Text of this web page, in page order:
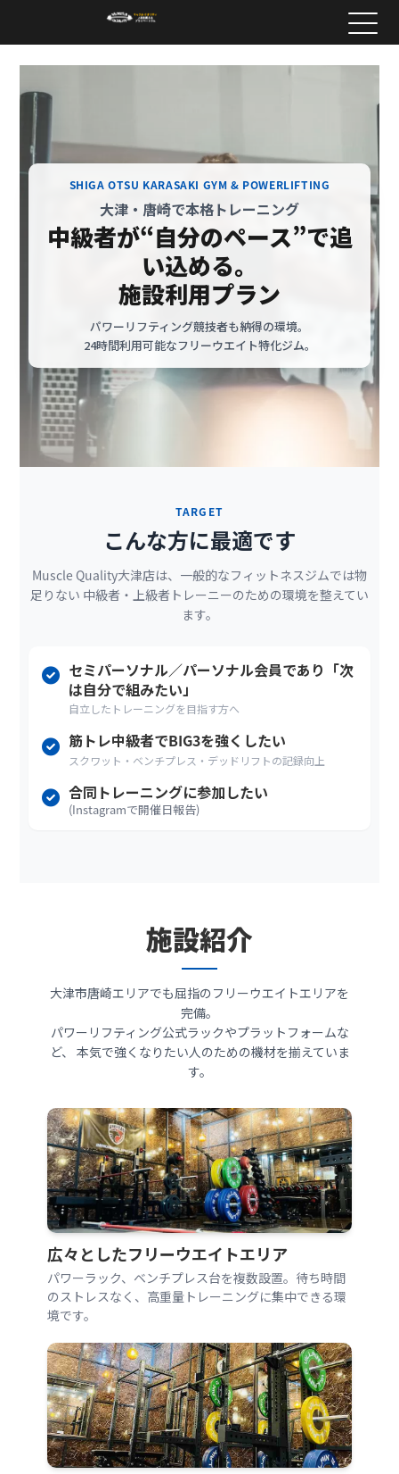
SHIGA OTSU KARASAKI GYM & POWERLIFTING
大津・唐崎で本格トレーニング
中級者が“自分のペース”で追
い込める。
施設利用プラン
パワーリフティング競技者も納得の環境。
24時間利用可能なフリーウエイト特化ジム。
TARGET
こんな方に最適です
Muscle Quality大津店は、一般的なフィットネスジムでは物
足りない 中級者・上級者トレーニーのための環境を整えてい
ます。
セミパーソナル／パーソナル会員であり「次
は自分で組みたい」
自立したトレーニングを目指す方へ
筋トレ中級者でBIG3を強くしたい
スクワット・ベンチプレス・デッドリフトの記録向上
合同トレーニングに参加したい
(Instagramで開催日報告)
施設紹介
大津市唐崎エリアでも屈指のフリーウエイトエリアを
完備。
パワーリフティング公式ラックやプラットフォームな
ど、 本気で強くなりたい人のための機材を揃えていま
す。
広々としたフリーウエイトエリア
パワーラック、ベンチプレス台を複数設置。待ち時間
のストレスなく、高重量トレーニングに集中できる環
境です。